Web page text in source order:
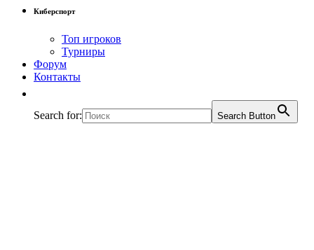
Киберспорт
Топ игроков
Турниры
Форум
Контакты
Search for: Search Button